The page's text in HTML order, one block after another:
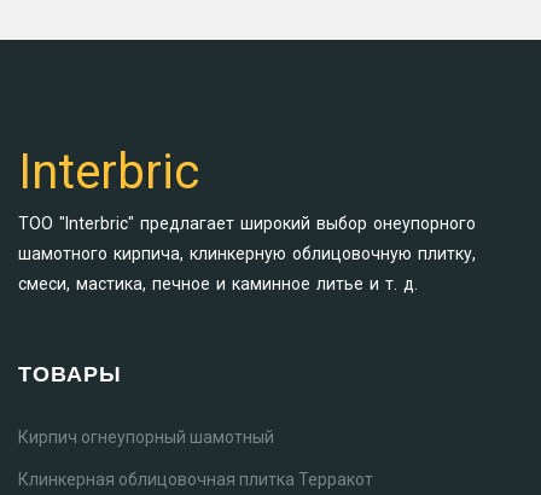
Interbric
ТОО "Interbric" предлагает широкий выбор онеупорного
шамотного кирпича, клинкерную облицовочную плитку,
смеси, мастика, печное и каминное литье и т. д.
ТОВАРЫ
Кирпич огнеупорный шамотный
Клинкерная облицовочная плитка Терракот